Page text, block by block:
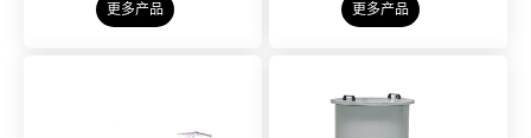
更多产品 更多产品